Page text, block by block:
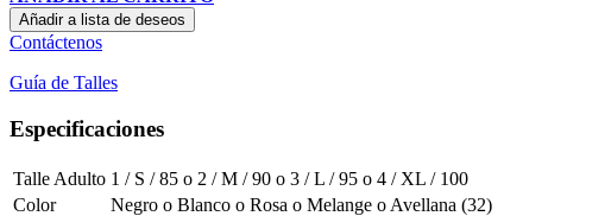
Añadir a lista de deseos
Contáctenos
Guía de Talles
Especificaciones
Talle Adulto 1 / S / 85 o 2 / M / 90 o 3 / L / 95 o 4 / XL / 100
Color
Negro o Blanco o Rosa o Melange o Avellana (32)